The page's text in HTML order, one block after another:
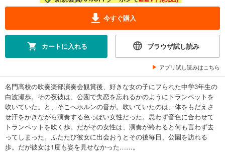
今すぐ購入
カートに入れる ブラウザ試し読み
アプリ試し読みはこちら
名門高校の吹奏楽部演奏会観賞後、好きな女の子にフられた中学3年生の
白波瀬歩。その夜彼は、公園で失恋を忘れるかのようにトランペットを
吹いていた。と、そこへホルンの音が。吹いていたのは、体をもだえさ
せ汗をかきながら演奏する色っぽい女性だった。思わず音色に合わせて
トランペットを吹く歩。だがその女性は、演奏が終わると何も言わず去
ってしまった。ふたたび彼女に出会おうとその後毎日、公園を訪れる
歩。だが彼女は1度も姿を見せなかった……。